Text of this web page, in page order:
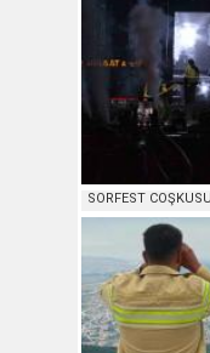
SORFEST